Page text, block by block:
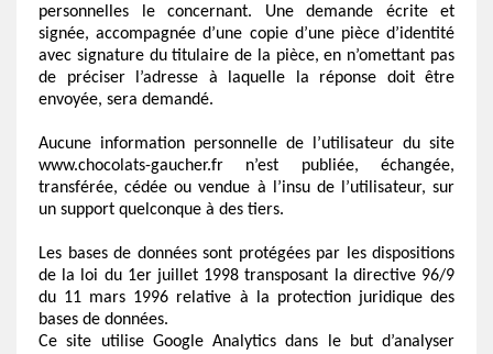
personnelles le concernant. Une demande écrite et
signée, accompagnée d’une copie d’une pièce d’identité
avec signature du titulaire de la pièce, en n’omettant pas
de préciser l’adresse à laquelle la réponse doit être
envoyée, sera demandé.
Aucune information personnelle de l’utilisateur du site
www.chocolats-gaucher.fr n’est publiée, échangée,
transférée, cédée ou vendue à l’insu de l’utilisateur, sur
un support quelconque à des tiers.
Les bases de données sont protégées par les dispositions
de la loi du 1er juillet 1998 transposant la directive 96/9
du 11 mars 1996 relative à la protection juridique des
bases de données.
Ce site utilise Google Analytics dans le but d’analyser